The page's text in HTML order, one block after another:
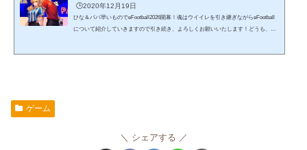
🕒️2020年12月19日
ひな＆パパ早いものでeFootball2026開幕！魂はウイイレを引き継ぎながらeFootball
について紹介していきますので引き続き、よろしくお願いいたします！どうも、ひ
ゲーム
シェアする